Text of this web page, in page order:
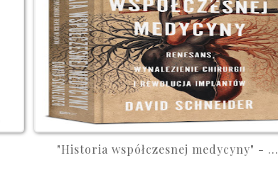
"Historia współczesnej medycyny" - ...